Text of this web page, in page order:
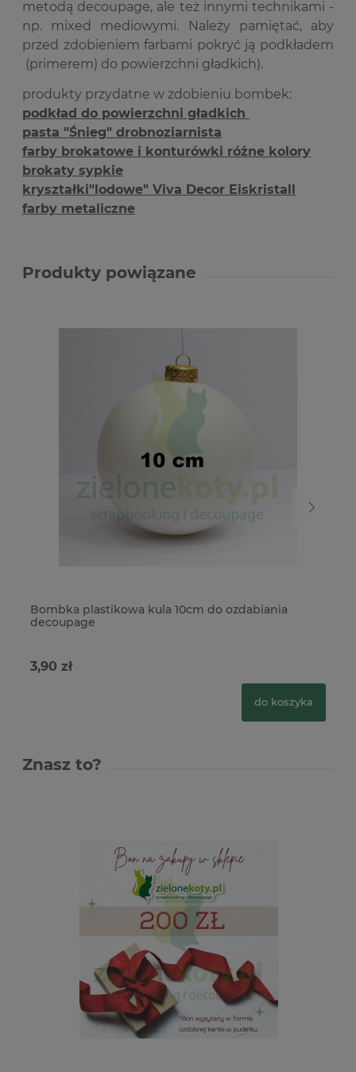
metodą decoupage, ale też innymi technikami -
np. mixed mediowymi. Należy pamiętać, aby
przed zdobieniem farbami pokryć ją podkładem
(primerem) do powierzchni gładkich).
produkty przydatne w zdobieniu bombek:
podkład do powierzchni gładkich
pasta "Śnieg" drobnoziarnista
farby brokatowe i konturówki różne kolory
brokaty sypkie
kryształki"lodowe" Viva Decor Eiskristall
farby metaliczne
Produkty powiązane
Bombka plastikowa kula 10cm do ozdabiania
decoupage
3,90 zł
do koszyka
Znasz to?